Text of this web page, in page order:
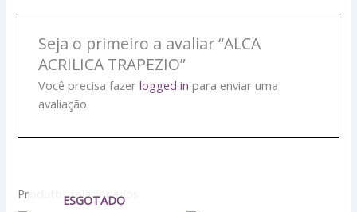
Seja o primeiro a avaliar “ALCA
ACRILICA TRAPEZIO”
Você precisa fazer logged in para enviar uma
avaliação.
Produtos relacionados
ESGOTADO